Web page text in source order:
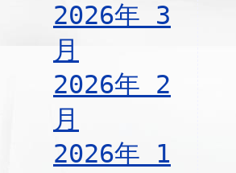
2026年 3
月
2026年 2
月
2026年 1